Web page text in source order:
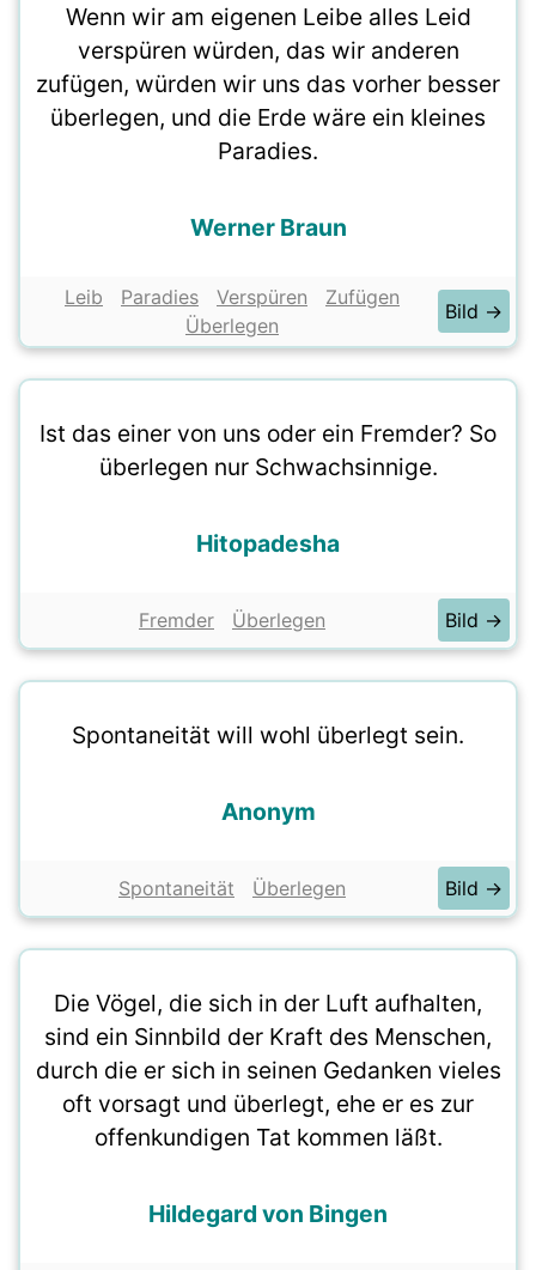
Wenn wir am eigenen Leibe alles Leid
verspüren würden, das wir anderen
zufügen, würden wir uns das vorher besser
überlegen, und die Erde wäre ein kleines
Paradies.
Werner Braun
Leib Paradies Verspüren
Zufügen
Überlegen
Bild →
Ist das einer von uns oder ein Fremder? So
überlegen nur Schwachsinnige.
Hitopadesha
Fremder Überlegen Bild →
Spontaneität will wohl überlegt sein.
Anonym
Spontaneität Überlegen Bild →
Die Vögel, die sich in der Luft aufhalten,
sind ein Sinnbild der Kraft des Menschen,
durch die er sich in seinen Gedanken vieles
oft vorsagt und überlegt, ehe er es zur
offenkundigen Tat kommen läßt.
Hildegard von Bingen